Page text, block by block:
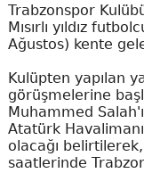
Trabzonspor
Mısırlı yıldız
Ağustos) kente
Kulüpten yapılan
görüşmelerine
Muhammed
Atatürk
olacağı
saatlerinde